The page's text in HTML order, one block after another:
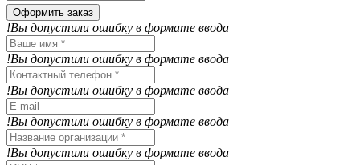
Оформить заказ
!Вы допустили ошибку в формате ввода
!Вы допустили ошибку в формате ввода
!Вы допустили ошибку в формате ввода
!Вы допустили ошибку в формате ввода
!Вы допустили ошибку в формате ввода